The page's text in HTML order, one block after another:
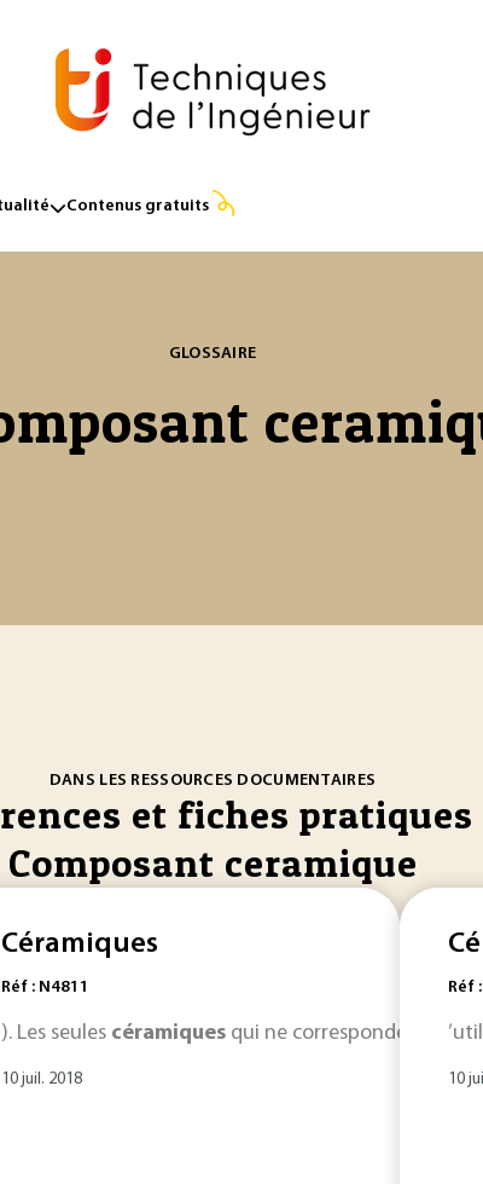
Contenus gratuits
GLOSSAIRE
DANS LES RESSOURCES DOCUMENTAIRES
et fiches pratiques
Composant ceramique
des domaines traditionnels ou des domaines
Céramiques
Réf : N4811
). Les seules céramiques qui ne correspondent pas
10 juil. 2018
Réf
10